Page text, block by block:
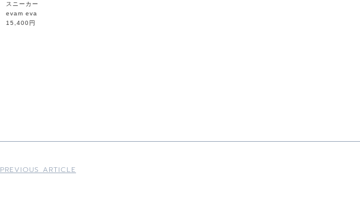
スニーカー
evam eva
15,400円
PREVIOUS ARTICLE